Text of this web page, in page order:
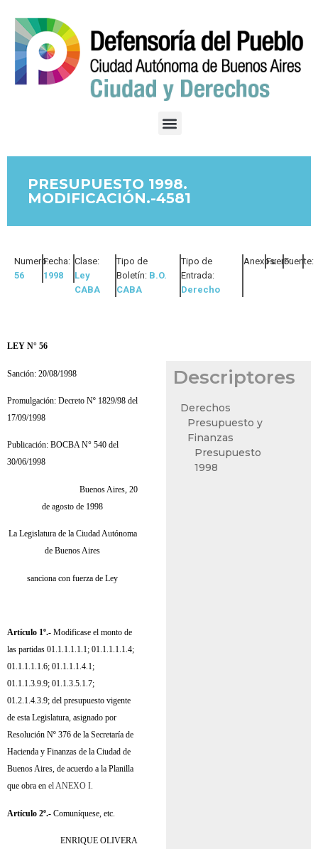
PRESUPUESTO 1998.
MODIFICACIÓN.-4581
Numero:
56
Fecha:
1998
Clase:
Ley
CABA
Tipo de
Boletín: B.O.
CABA
Tipo de
Entrada:
Derecho
Anexos:Fuero:Fuente:
LEY N° 56
Sanción: 20/08/1998
Promulgación: Decreto Nº 1829/98 del
17/09/1998
Publicación: BOCBA N° 540 del
30/06/1998
Buenos Aires, 20
de agosto de 1998
La Legislatura de la Ciudad Autónoma
de Buenos Aires
sanciona con fuerza de Ley
Artículo 1º.- Modificase el monto de
las partidas 01.1.1.1.1.1; 01.1.1.1.1.4;
01.1.1.1.1.6; 01.1.1.1.4.1;
01.1.1.3.9.9; 01.1.3.5.1.7;
01.2.1.4.3.9; del presupuesto vigente
de esta Legislatura, asignado por
Resolución Nº 376 de la Secretaría de
Hacienda y Finanzas de la Ciudad de
Buenos Aires, de acuerdo a la Planilla
que obra en el ANEXO I.
Artículo 2º.- Comuníquese, etc.
ENRIQUE OLIVERA
Descriptores
Derechos
Presupuesto y
Finanzas
Presupuesto
1998